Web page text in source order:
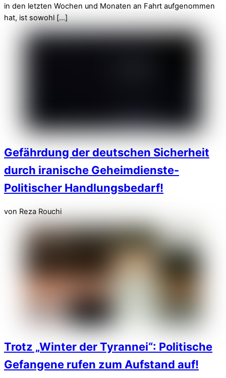
in den letzten Wochen und Monaten an Fahrt aufgenommen
hat, ist sowohl […]
Gefährdung der deutschen Sicherheit
durch iranische Geheimdienste-
Politischer Handlungsbedarf!
von Reza Rouchi
Trotz „Winter der Tyrannei“: Politische
Gefangene rufen zum Aufstand auf!